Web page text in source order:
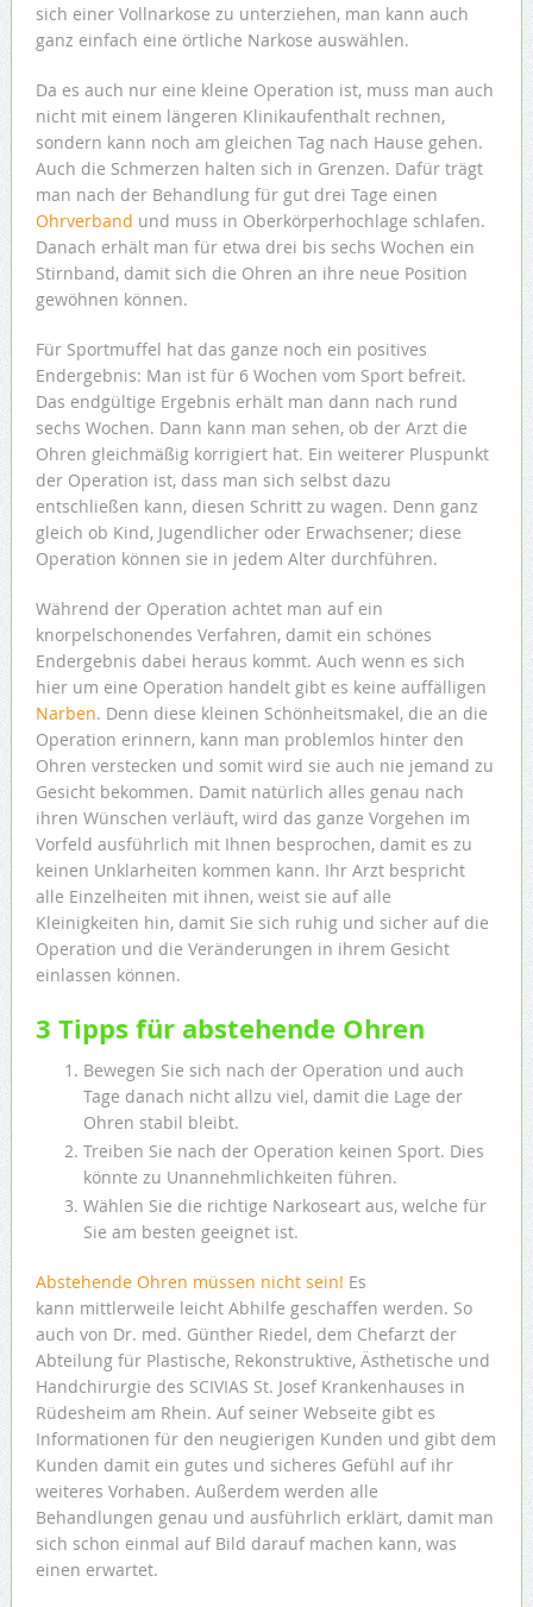
sich einer Vollnarkose zu unterziehen, man kann auch
ganz einfach eine örtliche Narkose auswählen.
Da es auch nur eine kleine Operation ist, muss man auch
nicht mit einem längeren Klinikaufenthalt rechnen,
sondern kann noch am gleichen Tag nach Hause gehen.
Auch die Schmerzen halten sich in Grenzen. Dafür trägt
man nach der Behandlung für gut drei Tage einen
Ohrverband und muss in Oberkörperhochlage schlafen.
Danach erhält man für etwa drei bis sechs Wochen ein
Stirnband, damit sich die Ohren an ihre neue Position
gewöhnen können.
Für Sportmuffel hat das ganze noch ein positives
Endergebnis: Man ist für 6 Wochen vom Sport befreit.
Das endgültige Ergebnis erhält man dann nach rund
sechs Wochen. Dann kann man sehen, ob der Arzt die
Ohren gleichmäßig korrigiert hat. Ein weiterer Pluspunkt
der Operation ist, dass man sich selbst dazu
entschließen kann, diesen Schritt zu wagen. Denn ganz
gleich ob Kind, Jugendlicher oder Erwachsener; diese
Operation können sie in jedem Alter durchführen.
Während der Operation achtet man auf ein
knorpelschonendes Verfahren, damit ein schönes
Endergebnis dabei heraus kommt. Auch wenn es sich
hier um eine Operation handelt gibt es keine auffälligen
Narben. Denn diese kleinen Schönheitsmakel, die an die
Operation erinnern, kann man problemlos hinter den
Ohren verstecken und somit wird sie auch nie jemand zu
Gesicht bekommen. Damit natürlich alles genau nach
ihren Wünschen verläuft, wird das ganze Vorgehen im
Vorfeld ausführlich mit Ihnen besprochen, damit es zu
keinen Unklarheiten kommen kann. Ihr Arzt bespricht
alle Einzelheiten mit ihnen, weist sie auf alle
Kleinigkeiten hin, damit Sie sich ruhig und sicher auf die
Operation und die Veränderungen in ihrem Gesicht
einlassen können.
3 Tipps für abstehende Ohren
Bewegen Sie sich nach der Operation und auch
Tage danach nicht allzu viel, damit die Lage der
Ohren stabil bleibt.
Treiben Sie nach der Operation keinen Sport. Dies
könnte zu Unannehmlichkeiten führen.
Wählen Sie die richtige Narkoseart aus, welche für
Sie am besten geeignet ist.
Abstehende Ohren müssen nicht sein! Es
kann mittlerweile leicht Abhilfe geschaffen werden. So
auch von Dr. med. Günther Riedel, dem Chefarzt der
Abteilung für Plastische, Rekonstruktive, Ästhetische und
Handchirurgie des SCIVIAS St. Josef Krankenhauses in
Rüdesheim am Rhein. Auf seiner Webseite gibt es
Informationen für den neugierigen Kunden und gibt dem
Kunden damit ein gutes und sicheres Gefühl auf ihr
weiteres Vorhaben. Außerdem werden alle
Behandlungen genau und ausführlich erklärt, damit man
sich schon einmal auf Bild darauf machen kann, was
einen erwartet.